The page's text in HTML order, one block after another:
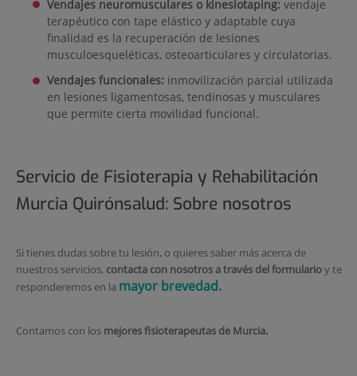
Vendajes neuromusculares o kinesiotaping: vendaje
terapéutico con tape elástico y adaptable cuya
finalidad es la recuperación de lesiones
musculoesqueléticas, osteoarticulares y circulatorias.
Vendajes funcionales: inmovilización parcial utilizada
en lesiones ligamentosas, tendinosas y musculares
que permite cierta movilidad funcional.
Servicio de Fisioterapia y Rehabilitación
Murcia Quirónsalud: Sobre nosotros
Si tienes dudas sobre tu lesión, o quieres saber más acerca de
nuestros servicios, contacta con nosotros a través del formularioy te
responderemos en la mayor brevedad.
Contamos con losmejores fisioterapeutas de Murcia.